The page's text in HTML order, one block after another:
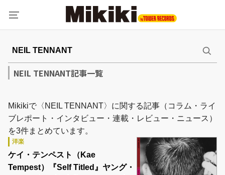
NEIL TENNANT記事一覧
Mikikiで〈NEIL TENNANT〉に関する記事（コラム・ライ
ブレポート・インタビュー・連載・レビュー・ニュース）
を3件まとめています。
洋楽
ケイ・テンペスト（Kae
Tempest）『Self Titled』ヤング・